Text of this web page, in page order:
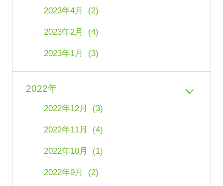
2023年4月 (2)
2023年2月 (4)
2023年1月 (3)
2022年
2022年12月 (3)
2022年11月 (4)
2022年10月 (1)
2022年9月 (2)